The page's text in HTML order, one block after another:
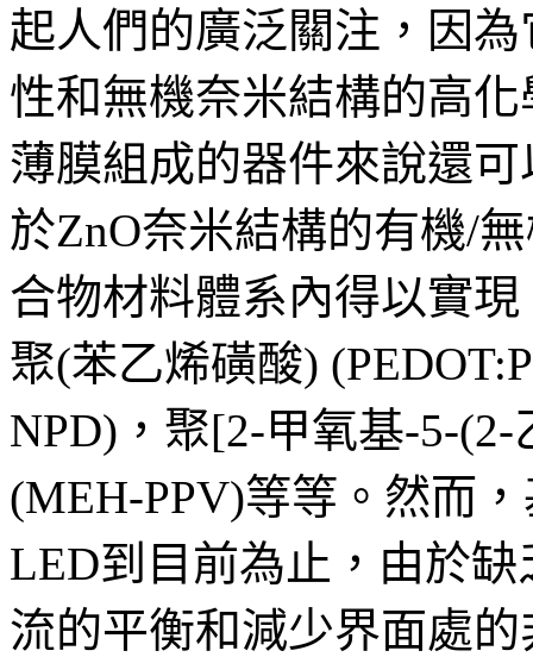
起人們的廣泛關注，因
性和無機奈米結構的高
薄膜組成的器件來說還
於ZnO奈米結構的有機/
合物材料體系內得以實
聚(苯乙烯磺酸)
NPD)，聚[2-甲氧基-5-
(MEH-PPV)等等。然而
LED到目前為止，由於
流的平衡和減少界面處